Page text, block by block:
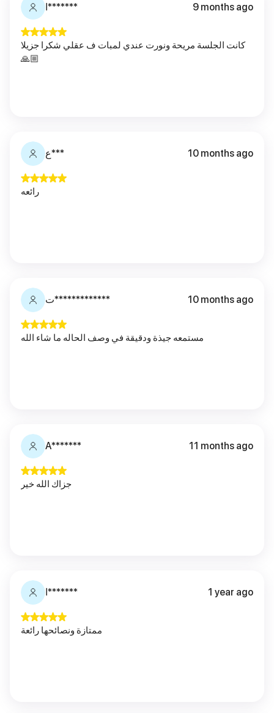
ا******* 9 months ago
كانت الجلسة مريحة ونورت عندي لمبات ف عقلي شكرا جزيلا
🙏🏼
ع*** 10 months ago
رائعه
ت************* 10 months ago
مستمعه جيذة ودقيقة في وصف الحاله ما شاء الله
A******* 11 months ago
جزاك الله خير
ا******* 1 year ago
ممتازة ونصائحها رائعة